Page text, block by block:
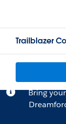
Trailblazer
Bring